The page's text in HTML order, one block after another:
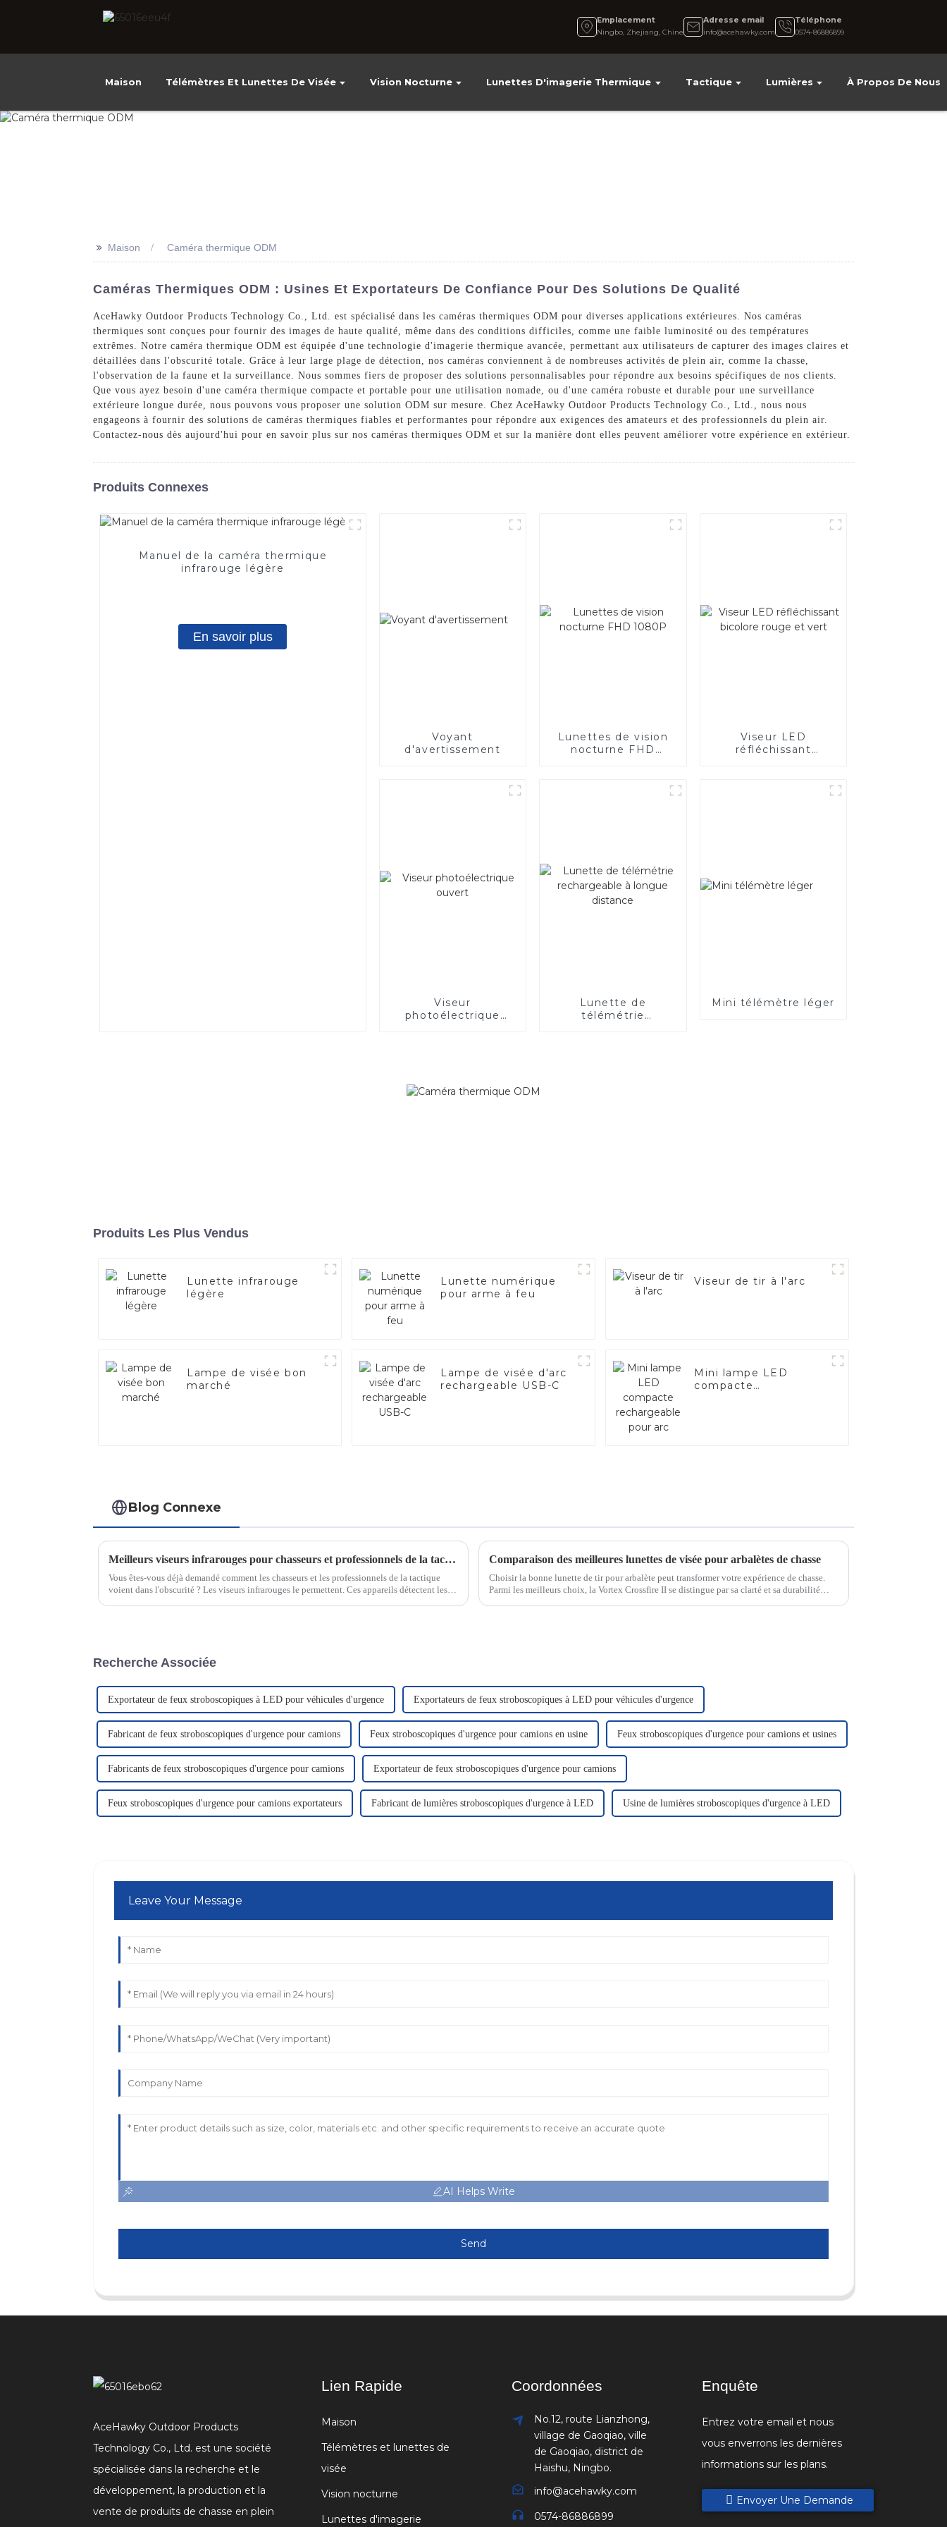
Emplacement
Ningbo, Zhejiang, Chine
Adresse email
info@acehawky.com
Téléphone
0574-86886899
Maison Télémètres Et Lunettes De Visée Vision Nocturne Lunettes D'imagerie Thermique Tactique Lumières À Propos De Nous
>> Maison Caméra thermique ODM
Caméras Thermiques ODM : Usines Et Exportateurs De Confiance Pour Des Solutions De Qualité
AceHawky Outdoor Products Technology Co., Ltd. est spécialisé dans les caméras thermiques ODM pour diverses applications extérieures. Nos caméras
thermiques sont conçues pour fournir des images de haute qualité, même dans des conditions difficiles, comme une faible luminosité ou des températures
extrêmes. Notre caméra thermique ODM est équipée d'une technologie d'imagerie thermique avancée, permettant aux utilisateurs de capturer des images claires et
détaillées dans l'obscurité totale. Grâce à leur large plage de détection, nos caméras conviennent à de nombreuses activités de plein air, comme la chasse,
l'observation de la faune et la surveillance. Nous sommes fiers de proposer des solutions personnalisables pour répondre aux besoins spécifiques de nos clients.
Que vous ayez besoin d'une caméra thermique compacte et portable pour une utilisation nomade, ou d'une caméra robuste et durable pour une surveillance
extérieure longue durée, nous pouvons vous proposer une solution ODM sur mesure. Chez AceHawky Outdoor Products Technology Co., Ltd., nous nous
engageons à fournir des solutions de caméras thermiques fiables et performantes pour répondre aux exigences des amateurs et des professionnels du plein air.
Contactez-nous dès aujourd'hui pour en savoir plus sur nos caméras thermiques ODM et sur la manière dont elles peuvent améliorer votre expérience en extérieur.
Produits Connexes
Manuel de la caméra thermique
infrarouge légère
En savoir plus
Voyant
d'avertissement
Lunettes de vision
nocturne FHD
Viseur LED
réfléchissant
Viseur
photoélectrique
Lunette de
télémétrie
Mini télémètre léger
Produits Les Plus Vendus
Lunette infrarouge
légère
Lunette numérique
pour arme à feu
Viseur de tir à l'arc
Lampe de visée bon
marché
Lampe de visée d'arc
rechargeable USB-C
Mini lampe LED
compacte
Blog Connexe
Meilleurs viseurs infrarouges pour chasseurs et professionnels de la tactique en 2025
Vous êtes-vous déjà demandé comment les chasseurs et les professionnels de la tactique
voient dans l'obscurité ? Les viseurs infrarouges le permettent. Ces appareils détectent les
Comparaison des meilleures lunettes de visée pour arbalètes de chasse
Choisir la bonne lunette de tir pour arbalète peut transformer votre expérience de chasse.
Parmi les meilleurs choix, la Vortex Crossfire II se distingue par sa clarté et sa durabilité
Recherche Associée
Exportateur de feux stroboscopiques à LED pour véhicules d'urgence Exportateurs de feux stroboscopiques à LED pour véhicules d'urgence
Fabricant de feux stroboscopiques d'urgence pour camions Feux stroboscopiques d'urgence pour camions en usine Feux stroboscopiques d'urgence pour camions et usines
Fabricants de feux stroboscopiques d'urgence pour camions Exportateur de feux stroboscopiques d'urgence pour camions
Feux stroboscopiques d'urgence pour camions exportateurs Fabricant de lumières stroboscopiques d'urgence à LED Usine de lumières stroboscopiques d'urgence à LED
Leave Your Message
AI Helps Write
Send
AceHawky Outdoor Products
Technology Co., Ltd. est une société
spécialisée dans la recherche et le
développement, la production et la
vente de produits de chasse en plein
Lien Rapide
Maison
Télémètres et lunettes de
visée
Vision nocturne
Lunettes d'imagerie
Coordonnées
No.12, route Lianzhong,
village de Gaoqiao, ville
de Gaoqiao, district de
Haishu, Ningbo.
info@acehawky.com
0574-86886899
Enquête
Entrez votre email et nous
vous enverrons les dernières
informations sur les plans.
Envoyer Une Demande